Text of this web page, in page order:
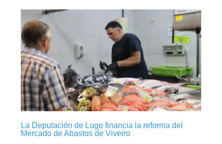
La Deputación de Lugo financia la reforma del
Mercado de Abastos de Viveiro